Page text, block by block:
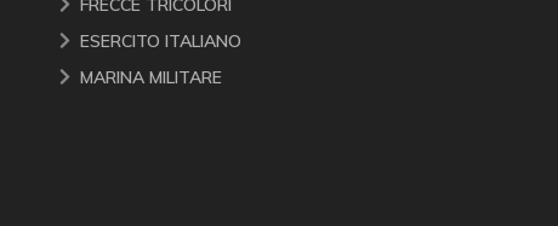
FRECCE TRICOLORI
ESERCITO ITALIANO
MARINA MILITARE